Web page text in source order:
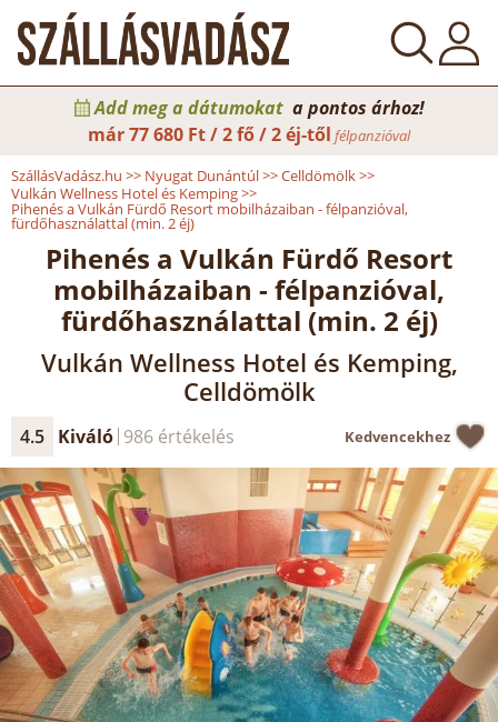
Add meg a dátumokat a pontos árhoz!
már77 680 Ft / 2 fő / 2 éj-től félpanzióval
SzállásVadász.hu >> Nyugat Dunántúl>>Celldömölk>>
Vulkán Wellness Hotel és Kemping>>
Pihenés a Vulkán Fürdő Resort mobilházaiban - félpanzióval,
fürdőhasználattal (min. 2 éj)
Pihenés a Vulkán Fürdő Resort
mobilházaiban - félpanzióval,
fürdőhasználattal (min. 2 éj)
Vulkán Wellness Hotel és Kemping,
Celldömölk
4.5 Kiváló 986 értékelés Kedvencekhez